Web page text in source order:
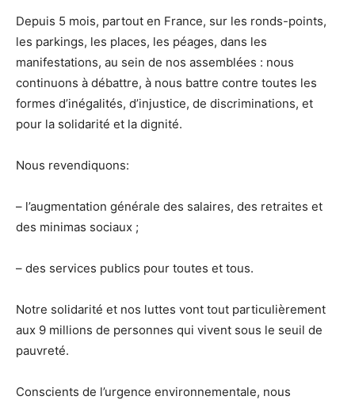
Depuis 5 mois, partout en France, sur les ronds-points,
les parkings, les places, les péages, dans les
manifestations, au sein de nos assemblées : nous
continuons à débattre, à nous battre contre toutes les
formes d’inégalités, d’injustice, de discriminations, et
pour la solidarité et la dignité.
Nous revendiquons:
– l’augmentation générale des salaires, des retraites et
des minimas sociaux ;
– des services publics pour toutes et tous.
Notre solidarité et nos luttes vont tout particulièrement
aux 9 millions de personnes qui vivent sous le seuil de
pauvreté.
Conscients de l’urgence environnementale, nous